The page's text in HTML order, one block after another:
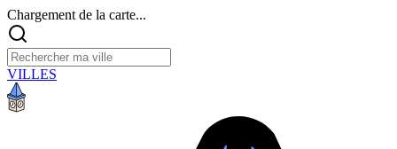
Chargement de la carte...
VILLES